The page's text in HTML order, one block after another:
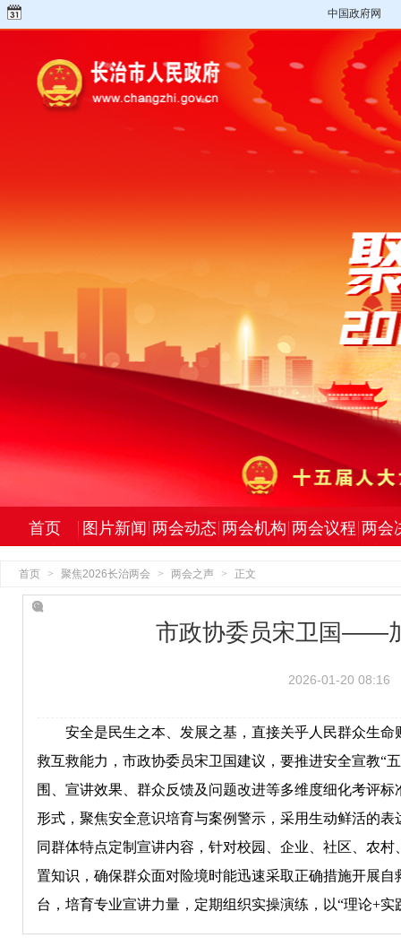
中国政府网
首页 图片新闻 两会动态 两会机构 两会议程 两会
首页 > 聚焦2026长治两会 > 两会之声 > 正文
市政协委员宋卫国——
2026-01-20 08:16
安全是民生之本、发展之基，直接关乎人民群众生命
救互救能力，市政协委员宋卫国建议，要推进安全宣教“
围、宣讲效果、群众反馈及问题改进等多维度细化考评
形式，聚焦安全意识培育与案例警示，采用生动鲜活的
同群体特点定制宣讲内容，针对校园、企业、社区、农
置知识，确保群众面对险境时能迅速采取正确措施开展
台，培育专业宣讲力量，定期组织实操演练，以“理论+